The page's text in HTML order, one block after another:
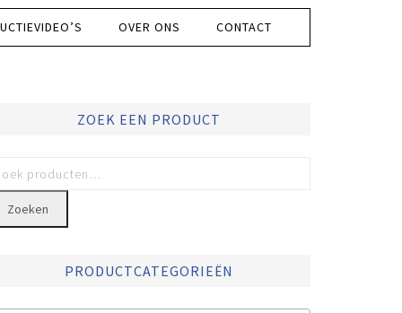
OVER ONS CONTACT
ZOEK EEN PRODUCT
Zoeken
PRODUCTCATEGORIEËN